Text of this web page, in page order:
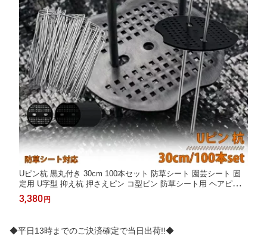
Uピン杭 黒丸付き 30cm 100本セット 防草シート 園芸シート 固
定用 U字型 抑え杭 押さえピン コ型ピン 防草シート用 ヘアピン杭
除草シート 家庭菜園 杭 マルチ 農業 資材 固定 雑草 対策 畑作資
材 農業資材 おさえピン LB-227 区分60Y
3,380 円
◆平日13時までのご決済確定で当日出荷!!◆